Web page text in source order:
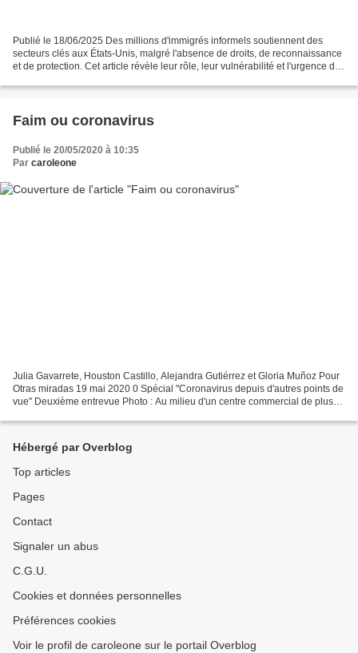
Publié le 18/06/2025 Des millions d'immigrés informels soutiennent des
secteurs clés aux États-Unis, malgré l'absence de droits, de reconnaissance
et de protection. Cet article révèle leur rôle, leur vulnérabilité et l'urgence de
Faim ou coronavirus
Publié le 20/05/2020 à 10:35
Par caroleone
Julia Gavarrete, Houston Castillo, Alejandra Gutiérrez et Gloria Muñoz Pour
Otras miradas 19 mai 2020 0 Spécial "Coronavirus depuis d'autres points de
vue" Deuxième entrevue Photo : Au milieu d'un centre commercial de plus
Hébergé par Overblog
Top articles
Pages
Contact
Signaler un abus
C.G.U.
Cookies et données personnelles
Préférences cookies
Voir le profil de caroleone sur le portail Overblog